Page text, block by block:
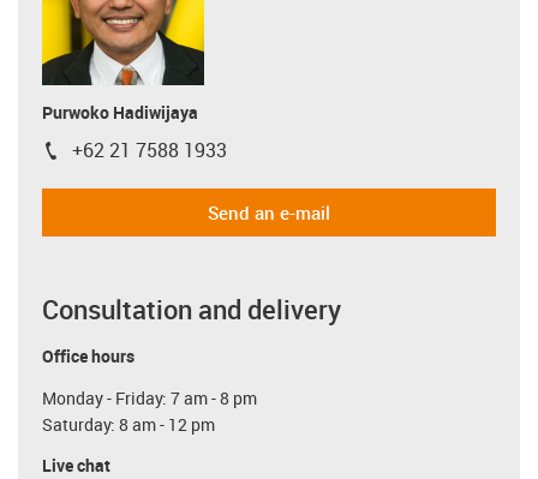
Purwoko Hadiwijaya
igus-icon-phone
+62 21 7588 1933
Send an e-mail
Consultation and delivery
Office hours
Monday - Friday: 7 am - 8 pm
Saturday: 8 am - 12 pm
Live chat